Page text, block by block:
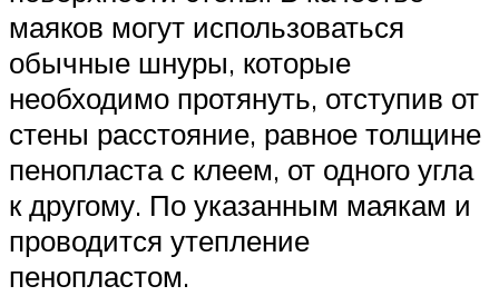
маяков могут использоваться
обычные шнуры, которые
необходимо протянуть, отступив от
стены расстояние, равное толщине
пенопласта с клеем, от одного угла
к другому. По указанным маякам и
проводится утепление
пенопластом.